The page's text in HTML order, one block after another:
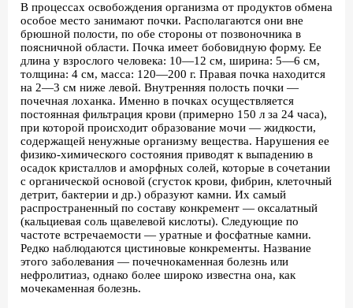
В процессах освобождения организма от продуктов обмена
особое место занимают почки. Располагаются они вне
брюшной полости, по обе стороны от позвоночника в
поясничной области. Почка имеет бобовидную форму. Ее
длина у взрослого человека: 10—12 см, ширина: 5—6 см,
толщина: 4 см, масса: 120—200 г. Правая почка находится
на 2—3 см ниже левой. Внутренняя полость почки —
почечная лоханка. Именно в почках осуществляется
постоянная фильтрация крови (примерно 150 л за 24 часа),
при которой происходит образование мочи — жидкости,
содержащей ненужные организму вещества. Нарушения ее
физико-химического состояния приводят к выпадению в
осадок кристаллов и аморфных солей, которые в сочетании
с органической основой (сгусток крови, фибрин, клеточный
детрит, бактерии и др.) образуют камни. Их самый
распространенный по составу конкремент — оксалатный
(кальциевая соль щавелевой кислоты). Следующие по
частоте встречаемости — уратные и фосфатные камни.
Редко наблюдаются цистиновые конкременты. Название
этого заболевания — почечнокаменная болезнь или
нефролитиаз, однако более широко известна она, как
мочекаменная болезнь.